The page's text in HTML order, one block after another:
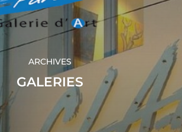
ARCHIVES
GALERIES